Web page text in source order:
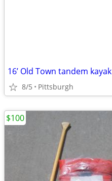
16’ Old Town tandem kayak
8/5 Pittsburgh
$100